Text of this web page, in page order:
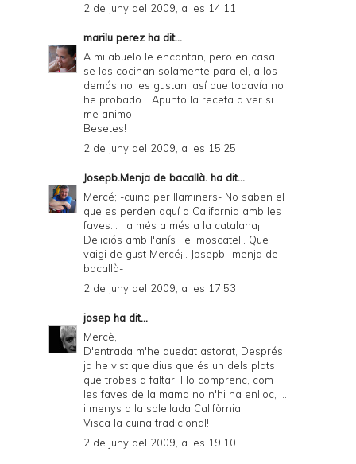
2 de juny del 2009, a les 14:11
marilu perez ha dit...
A mi abuelo le encantan, pero en casa
se las cocinan solamente para el, a los
demás no les gustan, así que todavía no
he probado... Apunto la receta a ver si
me animo.
Besetes!
2 de juny del 2009, a les 15:25
Josepb.Menja de bacallà. ha dit...
Mercé; -cuina per llaminers- No saben el
que es perden aquí a California amb les
faves... i a més a més a la catalana¡.
Deliciós amb l'anís i el moscatell. Que
vaigi de gust Mercé¡¡. Josepb -menja de
bacallà-
2 de juny del 2009, a les 17:53
josep ha dit...
Mercè,
D'entrada m'he quedat astorat, Després
ja he vist que dius que és un dels plats
que trobes a faltar. Ho comprenc, com
les faves de la mama no n'hi ha enlloc, ...
i menys a la solellada Califòrnia.
Visca la cuina tradicional!
2 de juny del 2009, a les 19:10